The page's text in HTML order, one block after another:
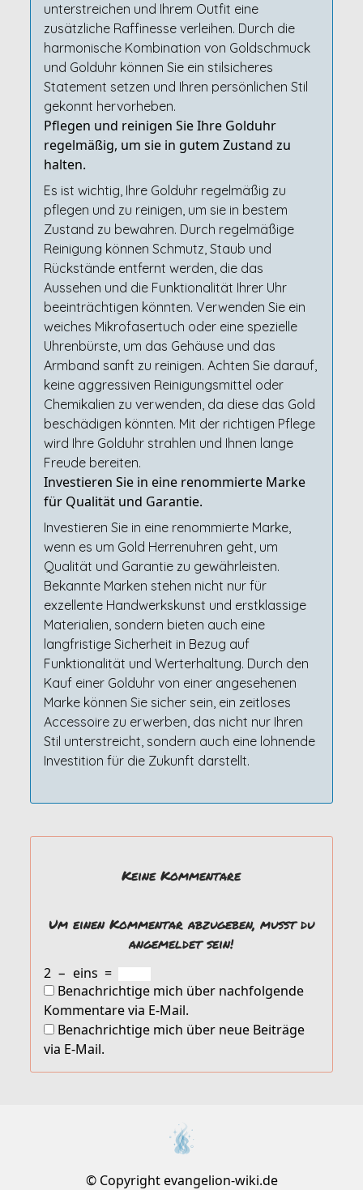
unterstreichen und Ihrem Outfit eine
zusätzliche Raffinesse verleihen. Durch die
harmonische Kombination von Goldschmuck
und Golduhr können Sie ein stilsicheres
Statement setzen und Ihren persönlichen Stil
gekonnt hervorheben.
Pflegen und reinigen Sie Ihre Golduhr
regelmäßig, um sie in gutem Zustand zu
halten.
Es ist wichtig, Ihre Golduhr regelmäßig zu
pflegen und zu reinigen, um sie in bestem
Zustand zu bewahren. Durch regelmäßige
Reinigung können Schmutz, Staub und
Rückstände entfernt werden, die das
Aussehen und die Funktionalität Ihrer Uhr
beeinträchtigen könnten. Verwenden Sie ein
weiches Mikrofasertuch oder eine spezielle
Uhrenbürste, um das Gehäuse und das
Armband sanft zu reinigen. Achten Sie darauf,
keine aggressiven Reinigungsmittel oder
Chemikalien zu verwenden, da diese das Gold
beschädigen könnten. Mit der richtigen Pflege
wird Ihre Golduhr strahlen und Ihnen lange
Freude bereiten.
Investieren Sie in eine renommierte Marke
für Qualität und Garantie.
Investieren Sie in eine renommierte Marke,
wenn es um Gold Herrenuhren geht, um
Qualität und Garantie zu gewährleisten.
Bekannte Marken stehen nicht nur für
exzellente Handwerkskunst und erstklassige
Materialien, sondern bieten auch eine
langfristige Sicherheit in Bezug auf
Funktionalität und Werterhaltung. Durch den
Kauf einer Golduhr von einer angesehenen
Marke können Sie sicher sein, ein zeitloses
Accessoire zu erwerben, das nicht nur Ihren
Stil unterstreicht, sondern auch eine lohnende
Investition für die Zukunft darstellt.
Keine Kommentare
Um einen Kommentar abzugeben, musst du
angemeldet sein!
2 − eins =
Benachrichtige mich über nachfolgende
Kommentare via E-Mail.
Benachrichtige mich über neue Beiträge
via E-Mail.
© Copyright evangelion-wiki.de